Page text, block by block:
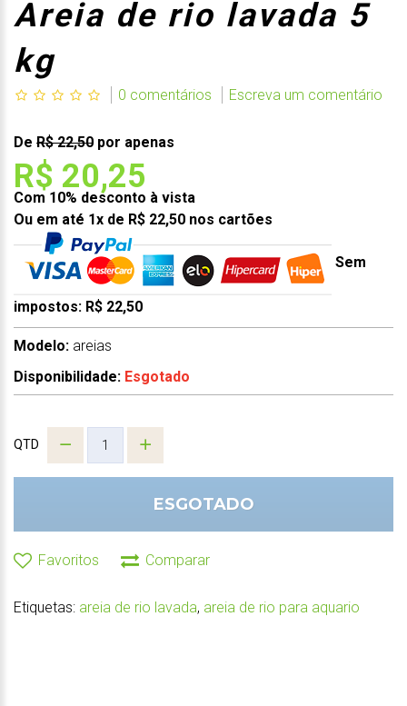
Areia de rio lavada 5
kg
0 comentários Escreva um comentário
De R$ 22,50 por apenas
R$ 20,25
Com 10% desconto à vista
Ou em até 1x de R$ 22,50 nos cartões
Sem
impostos: R$ 22,50
Modelo: areias
Disponibilidade: Esgotado
QTD
ESGOTADO
Favoritos Comparar
Etiquetas: areia de rio lavada, areia de rio para aquario